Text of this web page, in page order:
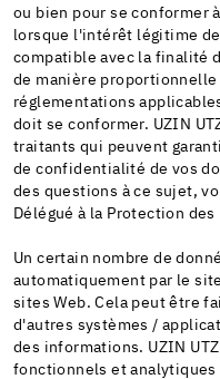
ou bien pour se conformer
lorsque l'intérêt légitime
compatible avec la finalité
de manière
réglementations
doit se conformer. UZIN
traitants qui peuvent
de confidentialité de vos
des questions à ce sujet,
Délégué à la Protection des
Un certain nombre de
automatiquement par le
sites Web. Cela peut être
d'autres systèmes /
des informations. UZIN
fonctionnels et analytiques